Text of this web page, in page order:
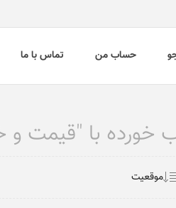
حساب من تماس با ما
با "قیمت و